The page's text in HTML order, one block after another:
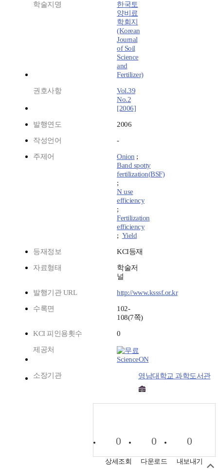
학술지명
한국토
양비료
학회지
(Korean
Journal
of Soil
Science
and
Fertilizer)
권호사항
Vol.39
No.2
[2006]
발행연도 2006
작성언어 -
주제어 Onion ;
Band spotty
fertilization(BSF)
;
N use
efficiency
;
Fertilization
efficiency
; Yield
등재정보 KCI등재
자료형태
학술저
널
발행기관 URL http://www.ksssf.or.kr
수록면
102-
108(7쪽)
KCI 피인용횟수 0
제공처
ScienceON
소장기관 영남대학교 과학도서관
0
상세조회
0
다운로드
0
내보내기